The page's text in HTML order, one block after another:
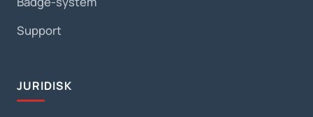
Support
JURIDISK